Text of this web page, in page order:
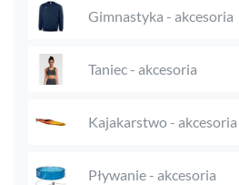
Gimnastyka - akcesoria
Taniec - akcesoria
Kajakarstwo - akcesoria
Pływanie - akcesoria